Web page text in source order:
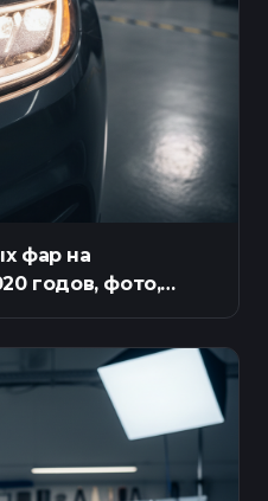
фар на
годов, фото,